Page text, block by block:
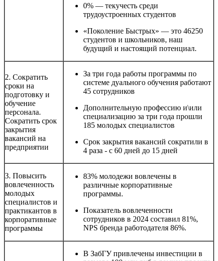
0% — текучесть среди
трудоустроенных студентов
«Поколение Быстрых» — это 46250
студентов и школьников, наш
будущий и настоящий потенциал.
2. Сократить
сроки на
подготовку и
обучение
персонала.
Сократить срок
закрытия
вакансий на
предприятии
За три года работы программы по
системе дуального обучения работают
45 сотрудников
Дополнительную профессию и\или
специализацию за три года прошли
185 молодых специалистов
Срок закрытия вакансий сократили в
4 раза - с 60 дней до 15 дней
3. Повысить
вовлеченность
молодых
специалистов и
практикантов в
корпоративные
программы
83% молодежи вовлечены в
различные корпоративные
программы.
Показатель вовлеченности
сотрудников в 2024 составил 81%,
NPS бренда работодателя 86%.
В ЗабГУ привлечены инвестиции в